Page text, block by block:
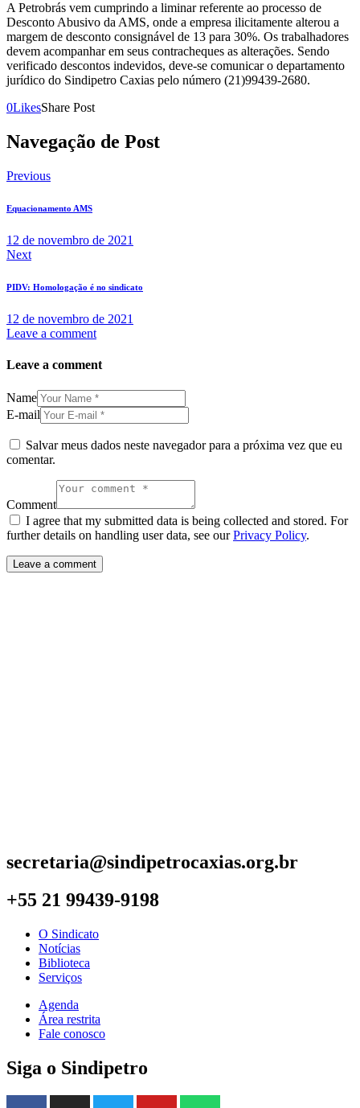
A Petrobrás vem cumprindo a liminar referente ao processo de
Desconto Abusivo da AMS, onde a empresa ilicitamente alterou a
margem de desconto consignável de 13 para 30%. Os trabalhadores
devem acompanhar em seus contracheques as alterações. Sendo
verificado descontos indevidos, deve-se comunicar o departamento
jurídico do Sindipetro Caxias pelo número (21)99439-2680.
0LikesShare Post
Navegação de Post
Previous
Equacionamento AMS
12 de novembro de 2021
Next
PIDV: Homologação é no sindicato
12 de novembro de 2021
Leave a comment
Leave a comment
Name
E-mail
Salvar meus dados neste navegador para a próxima vez que eu
comentar.
Comment
I agree that my submitted data is being collected and stored. For
further details on handling user data, see ourPrivacy Policy.
secretaria@sindipetrocaxias.org.br
+55 21 99439-9198
O Sindicato
Notícias
Biblioteca
Serviços
Agenda
Área restrita
Fale conosco
Siga o Sindipetro